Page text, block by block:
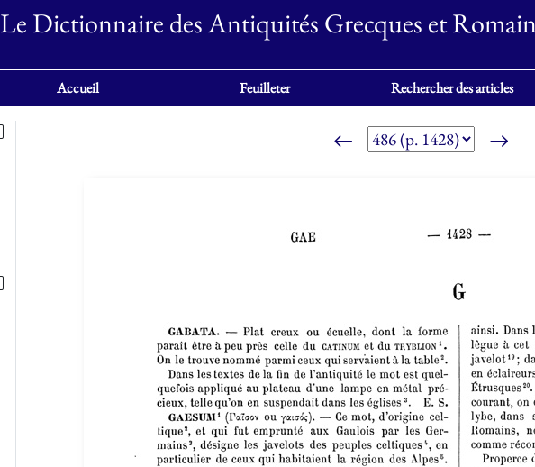
Le Dictionnaire des Antiquités Grecques et
Accueil Feuilleter Rechercher des articles